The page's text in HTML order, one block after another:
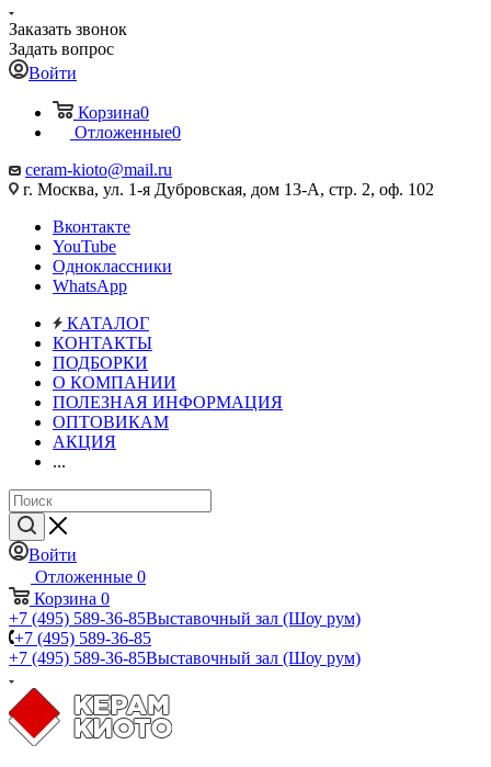
Заказать звонок
Задать вопрос
Войти
Корзина0
Отложенные0
ceram-kioto@mail.ru
г. Москва, ул. 1-я Дубровская, дом 13-А, стр. 2, оф. 102
Вконтакте
YouTube
Одноклассники
WhatsApp
КАТАЛОГ
КОНТАКТЫ
ПОДБОРКИ
О КОМПАНИИ
ПОЛЕЗНАЯ ИНФОРМАЦИЯ
ОПТОВИКАМ
АКЦИЯ
...
Войти
Отложенные 0
Корзина 0
+7 (495) 589-36-85Выставочный зал (Шоу рум)
+7 (495) 589-36-85
+7 (495) 589-36-85Выставочный зал (Шоу рум)